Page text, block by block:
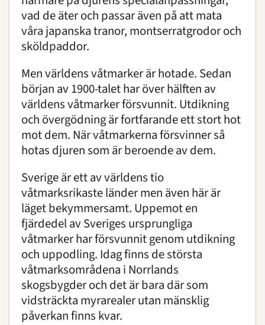
vad de äter och passar även på att mata
våra japanska tranor, montserratgrodor och
sköldpaddor.
Men världens våtmarker är hotade. Sedan
början av 1900-talet har över hälften av
världens våtmarker försvunnit. Utdikning
och övergödning är fortfarande ett stort hot
mot dem. När våtmarkerna försvinner så
hotas djuren som är beroende av dem.
Sverige är ett av världens tio
våtmarksrikaste länder men även här är
läget bekymmersamt. Uppemot en
fjärdedel av Sveriges ursprungliga
våtmarker har försvunnit genom utdikning
och uppodling. Idag finns de största
våtmarksområdena i Norrlands
skogsbygder och det är bara där som
vidsträckta myrarealer utan mänsklig
påverkan finns kvar.